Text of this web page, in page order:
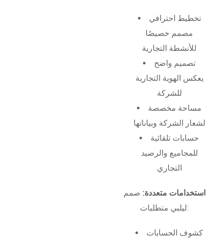
تخطيط احترافي
مصمم خصيصًا
للأنشطة التجارية
تصميم واضح
يعكس الهوية التجارية
للشركة
مساحة مخصصة
لشعار الشركة وبياناتها
حسابات تلقائية
للمجاميع والرصيد
التجاري
استخدامات متعددة: صمم
ليلبي متطلبات:
كشوف الحسابات